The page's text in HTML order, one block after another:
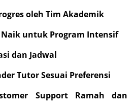
oleh Tim Akademik
untuk Program Intensif
dan Jadwal
Tutor Sesuai Preferensi
Support Ramah dan